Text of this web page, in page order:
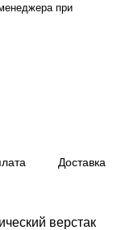
при
Доставка
верстак